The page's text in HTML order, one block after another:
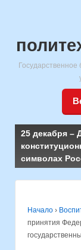
25 декабря –
символах
Начало ›
принятия